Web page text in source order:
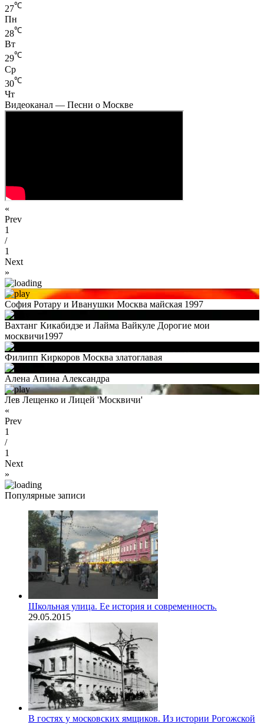
27℃
Пн
28℃
Вт
29℃
Ср
30℃
Чт
Видеоканал — Песни о Москве
«
Prev
1
/
1
Next
»
София Ротару и Иванушки Москва майская 1997
Вахтанг Кикабидзе и Лайма Вайкуле Дорогие мои
москвичи1997
Филипп Киркоров Москва златоглавая
Алена Апина Александра
Лев Лещенко и Лицей 'Москвичи'
«
Prev
1
/
1
Next
»
Популярные записи
Школьная улица. Ее история и современность.
29.05.2015
В гостях у московских ямщиков. Из истории Рогожской